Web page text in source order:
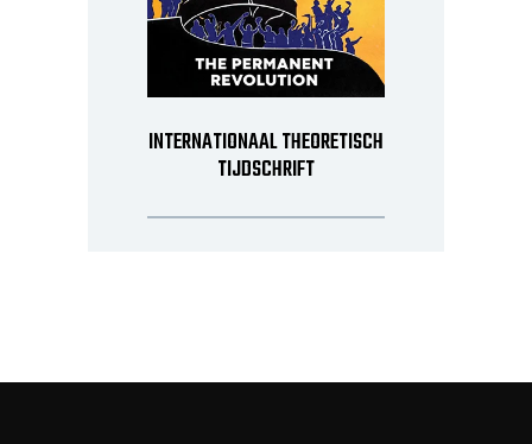
INTERNATIONAAL THEORETISCH
TIJDSCHRIFT